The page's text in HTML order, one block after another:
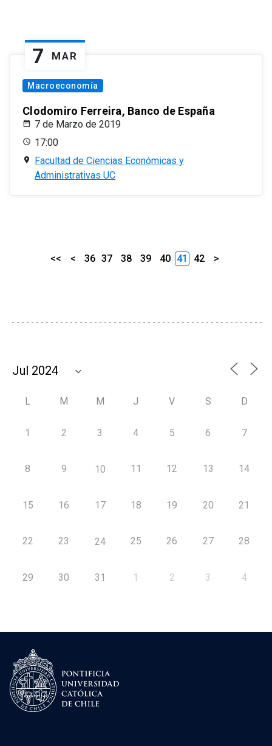
7 MAR
Macroeconomía
Clodomiro Ferreira, Banco de España
7 de Marzo de 2019
17:00
Facultad de Ciencias Económicas y
Administrativas UC
<< < 36 37 38 39 40 41 42 >
L M M J V S D
1 2 3 4 5 6 7
8 9 10 11 12 13 14
15 16 17 18 19 20 21
22 23 24 25 26 27 28
29 30 31 1 2 3 4